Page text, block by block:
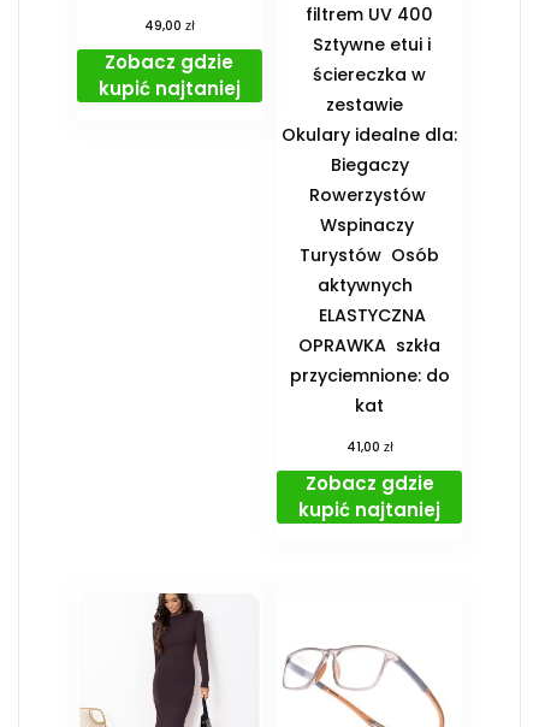
49,00 zł
Zobacz gdzie
kupić najtaniej
filtrem UV 400
Sztywne etui i
ściereczka w
zestawie
️Okulary idealne dla:
️ Biegaczy ️
Rowerzystów ️
Wspinaczy ️
Turystów ️ Osób
aktywnych
️ ELASTYCZNA
OPRAWKA ️ szkła
przyciemnione: do
kat
41,00 zł
Zobacz gdzie
kupić najtaniej